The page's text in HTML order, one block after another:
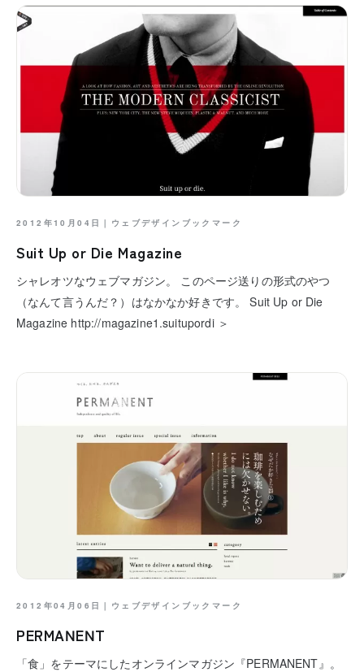
2012年10月04日｜ ウェブデザインブックマーク
Suit Up or Die Magazine
シャレオツなウェブマガジン。 このページ送りの形式のやつ
（なんて言うんだ？）はなかなか好きです。 Suit Up or Die
Magazine http://magazine1.suitupordi ＞
2012年04月06日｜ ウェブデザインブックマーク
PERMANENT
「食」をテーマにしたオンラインマガジン『PERMANENT』。